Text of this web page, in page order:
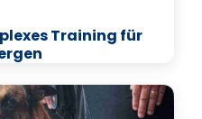
Training für